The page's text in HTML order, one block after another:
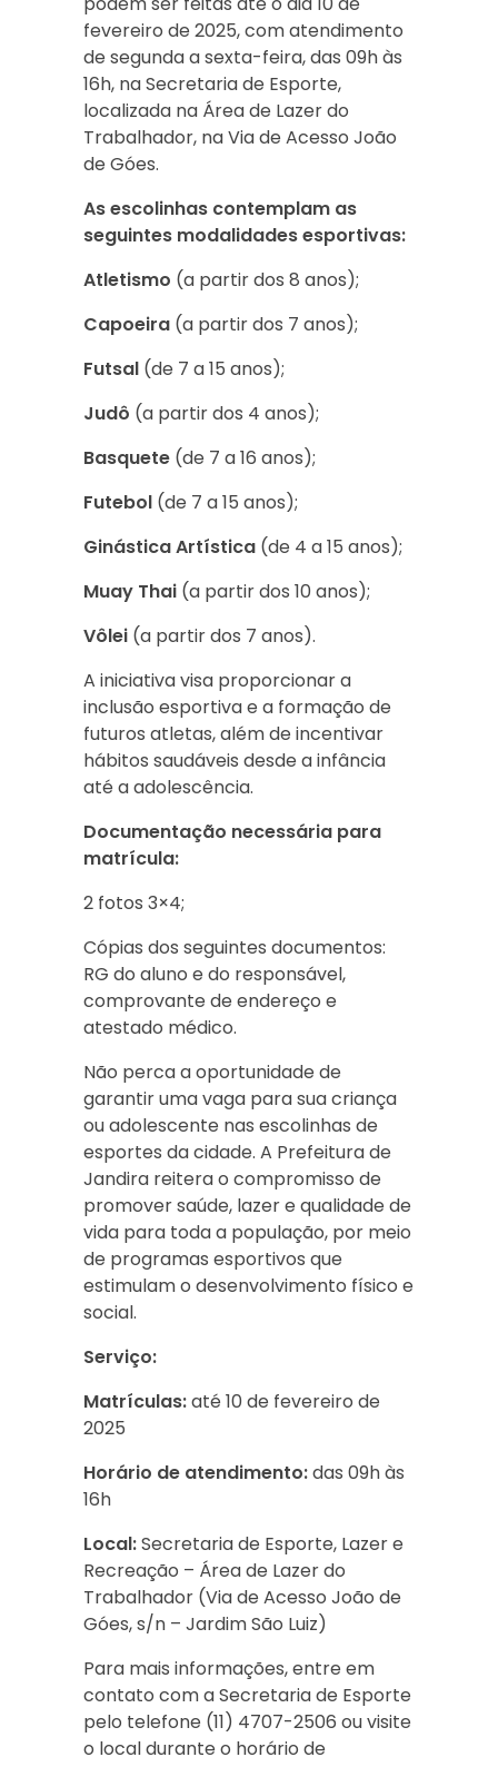
fevereiro de 2025, com atendimento
de segunda a sexta-feira, das 09h às
16h, na Secretaria de Esporte,
localizada na Área de Lazer do
Trabalhador, na Via de Acesso João
de Góes.
As escolinhas contemplam as
seguintes modalidades esportivas:
Atletismo (a partir dos 8 anos);
Capoeira (a partir dos 7 anos);
Futsal (de 7 a 15 anos);
Judô (a partir dos 4 anos);
Basquete (de 7 a 16 anos);
Futebol (de 7 a 15 anos);
Ginástica Artística (de 4 a 15 anos);
Muay Thai (a partir dos 10 anos);
Vôlei (a partir dos 7 anos).
A iniciativa visa proporcionar a
inclusão esportiva e a formação de
futuros atletas, além de incentivar
hábitos saudáveis desde a infância
até a adolescência.
Documentação necessária para
matrícula:
2 fotos 3×4;
Cópias dos seguintes documentos:
RG do aluno e do responsável,
comprovante de endereço e
atestado médico.
Não perca a oportunidade de
garantir uma vaga para sua criança
ou adolescente nas escolinhas de
esportes da cidade. A Prefeitura de
Jandira reitera o compromisso de
promover saúde, lazer e qualidade de
vida para toda a população, por meio
de programas esportivos que
estimulam o desenvolvimento físico e
social.
Serviço:
Matrículas:até 10 de fevereiro de
2025
Horário de atendimento:das 09h às
16h
Local:Secretaria de Esporte, Lazer e
Recreação – Área de Lazer do
Trabalhador (Via de Acesso João de
Góes, s/n – Jardim São Luiz)
Para mais informações, entre em
contato com a Secretaria de Esporte
pelo telefone (11) 4707-2506 ou visite
o local durante o horário de